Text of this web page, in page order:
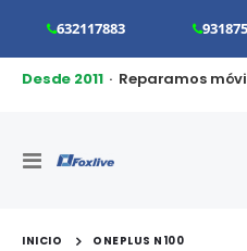
632117883
Desde 2011· Reparamos
Toggle
INICIO ONEPLUS N100